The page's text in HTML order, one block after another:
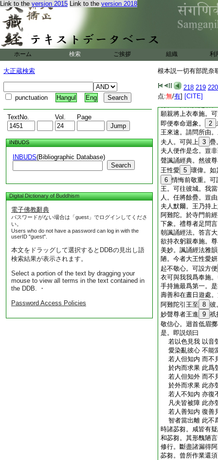
Link to the version 2015 Link to the version 2018
ホーム 検索 ご挨拶 組織 利
大正蔵検索
punctuation Hangul Eng
TextNo. Vol. Page
INBUDS
INBUDS(Bibliographic Database)
Search
Digital Dictionary of Buddhism
電子佛教辭典
パスワードがない場合は「guest」でログインしてくださ
い。
Users who do not have a password can log in with the
userID "guest".
本文をドラッグして選択するとDDBの見出し語
検索結果が表示されます。
Select a portion of the text by dragging your
mouse to view all terms in the text contained in
the DDB. ・
Password Access Policies
根本説一切有部毘奈
218 219 220
点:無/有] [CITE]
擁護佛法使長存
諸有聽徒來至此
常於人世起慈心
恒用戒香塗瑩體
菩提 1 妙花遍
時彼象王聞斯頌已
故此象今隨意行。
聖者。美妙音聲諷
願親將上衣奉施。
即便奉命迴象。
2
王來速。請問所由
夫人。可與上 3 疊
夫人便作是念。豈
聲諷誦經典。然彼
王性愛 5 瓌偉。如
6 情悔前敬重。
王。可往彼城。我
人。任將餘疊。豈
夫人默爾。王乃持
阿難陀。於寺門前
下象。禮尊者足問
朝諷誦經法。答言
欲持衣躬親奉施。
美妙。諷誦經法雅
陋。今者大王性愛
起不敬心。可設方便
衣可與我我爲奉施
手持施最爲第一。
壽善和在晝日遊處
阿難陀引王至 8 彼
妙聲尊者王進 9 祇
敬信心。迴首低眉
是。即説頌曰
若以色見我 以音
愛染亂彼心 不能
若人但知内 而不
於内而求果 此爲
若人但知外 而不
於外而求果 此亦
若人不知内 亦復
凡夫皆被障 此亦
若人善知内 復善
智者當出離 此不
時諸苾芻。咸皆有
和苾芻。其形醜陋
修行。斷盡諸漏得
苾芻。曾所作業還